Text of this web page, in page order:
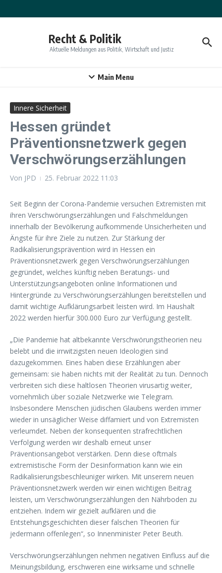
Recht & Politik
Aktuelle Meldungen aus Politik, Wirtschaft und Justiz
Main Menu
Innere Sicherheit
Hessen gründet
Präventionsnetzwerk gegen
Verschwörungserzählungen
Von JPD 25. Februar 2022 11:03
Seit Beginn der Corona-Pandemie versuchen Extremisten mit
ihren Verschwörungserzählungen und Falschmeldungen
innerhalb der Bevölkerung aufkommende Unsicherheiten und
Ängste für ihre Ziele zu nutzen. Zur Stärkung der
Radikalisierungsprävention wird in Hessen ein
Präventionsnetzwerk gegen Verschwörungserzählungen
gegründet, welches künftig neben Beratungs- und
Unterstützungsangeboten online Informationen und
Hintergründe zu Verschwörungserzählungen bereitstellen und
damit wichtige Aufklärungsarbeit leisten wird. Im Haushalt
2022 werden hierfür 300.000 Euro zur Verfügung gestellt.
„Die Pandemie hat altbekannte Verschwörungstheorien neu
belebt und die irrwitzigsten neuen Ideologien sind
dazugekommen. Eines haben diese Erzählungen aber
gemeinsam: sie haben nichts mit der Realität zu tun. Dennoch
verbreiten sich diese haltlosen Theorien virusartig weiter,
vornehmlich über soziale Netzwerke wie Telegram.
Insbesondere Menschen jüdischen Glaubens werden immer
wieder in unsäglicher Weise diffamiert und von Extremisten
verleumdet. Neben der konsequenten strafrechtlichen
Verfolgung werden wir deshalb erneut unser
Präventionsangebot verstärken. Denn diese oftmals
extremistische Form der Desinformation kann wie ein
Radikalisierungsbeschleuniger wirken. Mit unserem neuen
Präventionsnetzwerk werden wir einen wichtigen Beitrag
leisten, um Verschwörungserzählungen den Nährboden zu
entziehen. Indem wir gezielt aufklären und die
Entstehungsgeschichten dieser falschen Theorien für
jedermann offenlegen“, so Innenminister Peter Beuth.
Verschwörungserzählungen nehmen negativen Einfluss auf die
Meinungsbildung, erschweren eine wirksame und schnelle